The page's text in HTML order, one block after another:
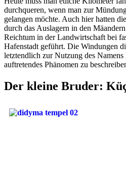
durchqueren, wenn man zur
gelangen möchte. Auch hier hatten
durch das Auslagern in den
Reichtum in der Landwirtschaft bei
Hafenstadt geführt. Die Windungen
letztendlich zur Nutzung des
auftretendes Phänomen zu
Der kleine Bruder: